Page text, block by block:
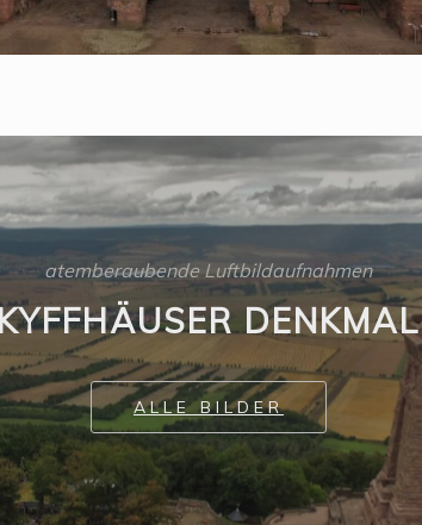
atemberaubende Luftbildaufnahmen
DENKMAL
ALLE BILDER